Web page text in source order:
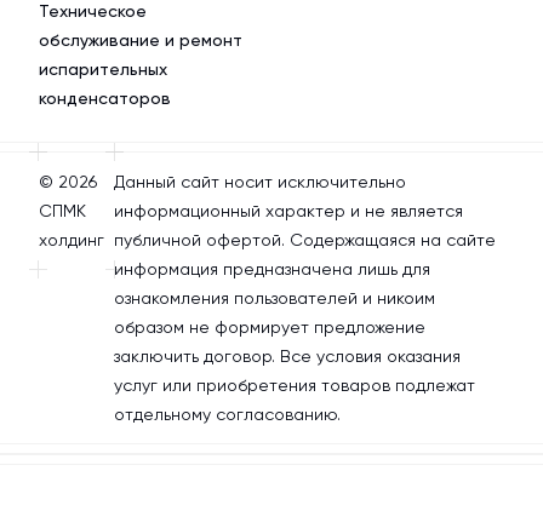
Техническое
обслуживание и ремонт
испарительных
конденсаторов
© 2026
СПМК
холдинг
Данный сайт носит исключительно
информационный характер и не является
публичной офертой. Содержащаяся на сайте
информация предназначена лишь для
ознакомления пользователей и никоим
образом не формирует предложение
заключить договор. Все условия оказания
услуг или приобретения товаров подлежат
отдельному согласованию.